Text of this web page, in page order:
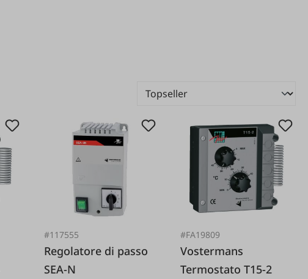
#117555
Regolatore di passo
SEA-N
#FA19809
Vostermans
Termostato T15-2